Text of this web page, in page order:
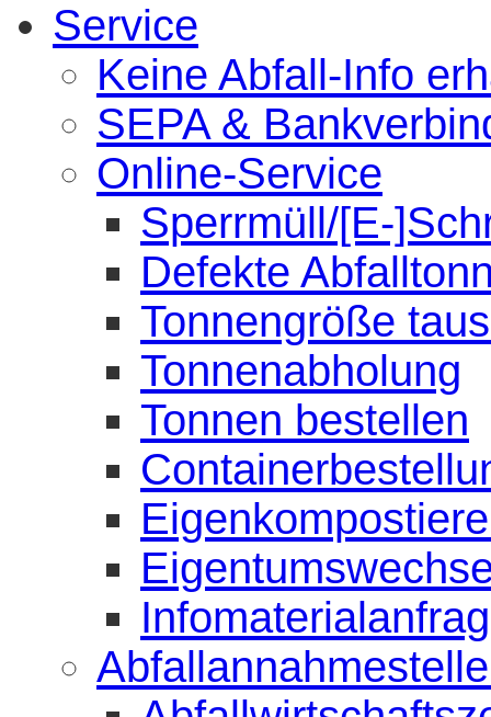
Service
Keine Abfall-Info
SEPA &
Online-Service
Sperrmüll/[E-
Defekte
Tonnengröße
Tonnenabholung
Tonnen bestellen